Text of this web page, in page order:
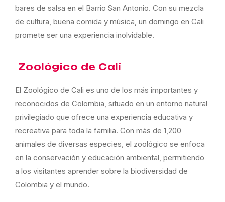
bares de salsa en el Barrio San Antonio. Con su mezcla
de cultura, buena comida y música, un domingo en Cali
promete ser una experiencia inolvidable.
Zoológico de Cali
El Zoológico de Cali es uno de los más importantes y
reconocidos de Colombia, situado en un entorno natural
privilegiado que ofrece una experiencia educativa y
recreativa para toda la familia. Con más de 1,200
animales de diversas especies, el zoológico se enfoca
en la conservación y educación ambiental, permitiendo
a los visitantes aprender sobre la biodiversidad de
Colombia y el mundo.